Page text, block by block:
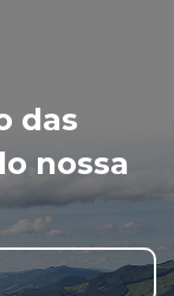
das
nossa